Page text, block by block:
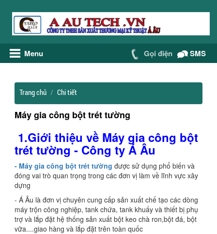
Menu Gọi điện SMS
Trang chủ Chi tiết
Máy gia công bột trét tường
1.Giới thiệu về Máy gia công bột
trét tường - Công ty Á Âu
- Máy gia công bột trét tường được sử dụng phổ biến và
đóng vai trò quan trọng trong các đơn vị làm về lĩnh vực xây
dựng
- Á Âu là đơn vị chuyên cung cấp sản xuất chế tạo các dòng
máy trộn công nghiệp, tank chứa, tank khuấy và thiết bị phụ
trợ và lắp đặt hệ thống sản xuất bột keo chà ron,bột đá, bột
vữa....giao hàng và lắp đặt trên toàn quốc